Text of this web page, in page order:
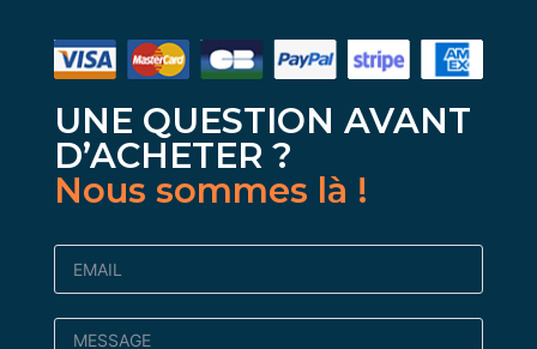
UNE QUESTION AVANT
D’ACHETER ?
Nous sommes là !